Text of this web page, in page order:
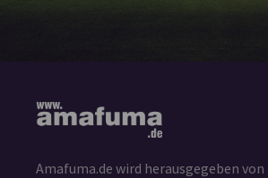
Amafuma.de wird herausgegeben von